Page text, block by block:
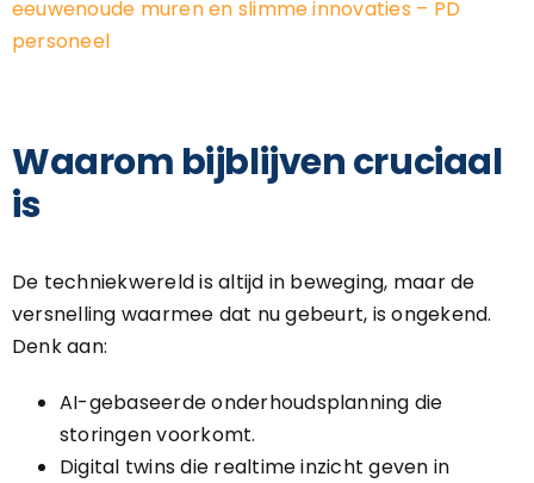
eeuwenoude muren en slimme innovaties – PD
personeel
Waarom bijblijven cruciaal
is
De techniekwereld is altijd in beweging, maar de
versnelling waarmee dat nu gebeurt, is ongekend.
Denk aan:
AI-gebaseerde onderhoudsplanning die
storingen voorkomt.
Digital twins die realtime inzicht geven in